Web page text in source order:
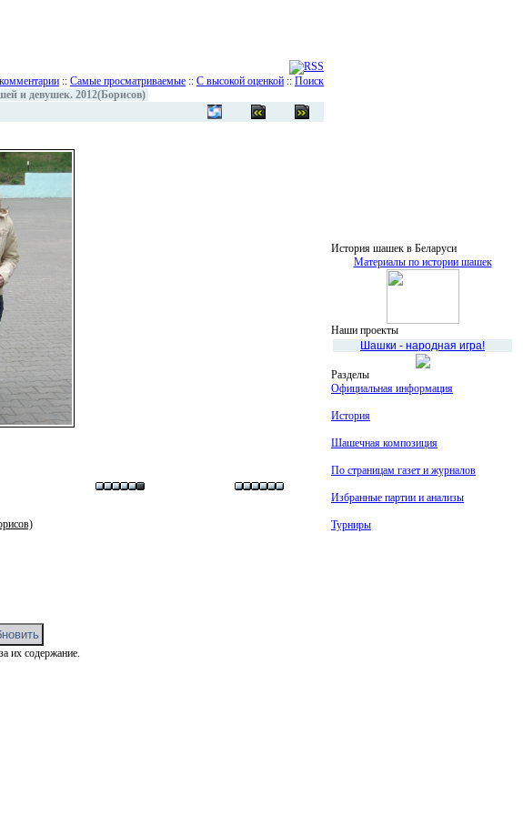
:: Самые просматриваемые :: С высокой оценкой :: Поиск
и девушек. 2012(Борисов)
их содержание.
История шашек в Беларуси
Материалы по истории шашек
Наши проекты
Шашки - народная игра!
Разделы
Официальная информация
История
Шашечная композиция
По страницам газет и журналов
Избранные партии и анализы
Турниры